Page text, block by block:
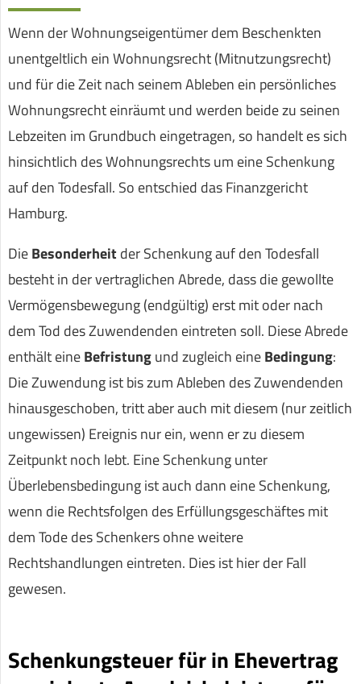
Wenn der Wohnungseigentümer dem Beschenkten
unentgeltlich ein Wohnungsrecht (Mitnutzungsrecht)
und für die Zeit nach seinem Ableben ein persönliches
Wohnungsrecht einräumt und werden beide zu seinen
Lebzeiten im Grundbuch eingetragen, so handelt es sich
hinsichtlich des Wohnungsrechts um eine Schenkung
auf den Todesfall. So entschied das Finanzgericht
Hamburg.
DieBesonderheit der Schenkung auf den Todesfall
besteht in der vertraglichen Abrede, dass die gewollte
Vermögensbewegung (endgültig) erst mit oder nach
dem Tod des Zuwendenden eintreten soll. Diese Abrede
enthält eineBefristungund zugleich eineBedingung:
Die Zuwendung ist bis zum Ableben des Zuwendenden
hinausgeschoben, tritt aber auch mit diesem (nur zeitlich
ungewissen) Ereignis nur ein, wenn er zu diesem
Zeitpunkt noch lebt. Eine Schenkung unter
Überlebensbedingung ist auch dann eine Schenkung,
wenn die Rechtsfolgen des Erfüllungsgeschäftes mit
dem Tode des Schenkers ohne weitere
Rechtshandlungen eintreten. Dies ist hier der Fall
gewesen.
Schenkungsteuer für in Ehevertrag